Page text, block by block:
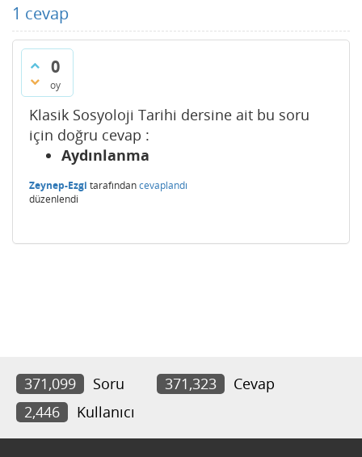
1 cevap
0
oy
Klasik Sosyoloji Tarihi dersine ait bu soru
için doğru cevap :
Aydınlanma
Zeynep-Ezgi tarafındancevaplandı
düzenlendi
371,099 Soru 371,323
Cevap
2,446
Kullanıcı